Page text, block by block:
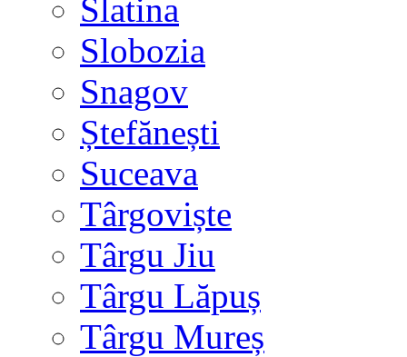
Slatina
Slobozia
Snagov
Ștefănești
Suceava
Târgoviște
Târgu Jiu
Târgu Lăpuș
Târgu Mureș